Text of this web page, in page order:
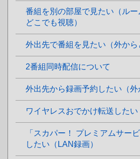
番組を別の部屋で見たい（ルー
どこでも視聴）
外出先で番組を見たい（外から
2番組同時配信について
外出先から録画予約したい（外
ワイヤレスおでかけ転送したい
「スカパー！ プレミアムサー
したい（LAN録画）